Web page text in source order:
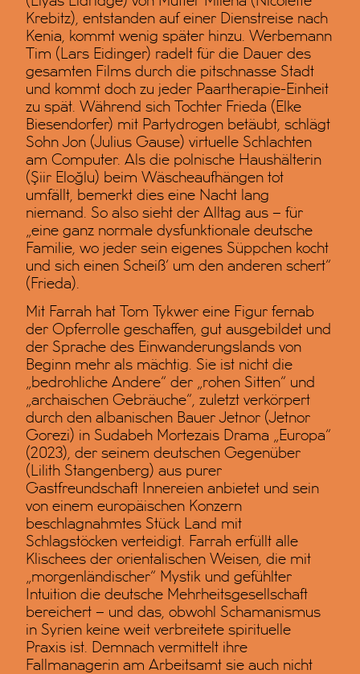
Krebitz), entstanden auf einer Dienstreise nach
Kenia, kommt wenig später hinzu. Werbemann
Tim (Lars Eidinger) radelt für die Dauer des
gesamten Films durch die pitschnasse Stadt
und kommt doch zu jeder Paartherapie-Einheit
zu spät. Während sich Tochter Frieda (Elke
Biesendorfer) mit Partydrogen betäubt, schlägt
Sohn Jon (Julius Gause) virtuelle Schlachten
am Computer. Als die polnische Haushälterin
(Şiir Eloğlu) beim Wäscheaufhängen tot
umfällt, bemerkt dies eine Nacht lang
niemand. So also sieht der Alltag aus – für
„eine ganz normale dysfunktionale deutsche
Familie, wo jeder sein eigenes Süppchen kocht
und sich einen Scheiß‘ um den anderen schert“
(Frieda).
Mit Farrah hat Tom Tykwer eine Figur fernab
der Opferrolle geschaffen, gut ausgebildet und
der Sprache des Einwanderungslands von
Beginn mehr als mächtig. Sie ist nicht die
„bedrohliche Andere“ der „rohen Sitten“ und
„archaischen Gebräuche“, zuletzt verkörpert
durch den albanischen Bauer Jetnor (Jetnor
Gorezi) in Sudabeh Mortezais Drama „Europa“
(2023), der seinem deutschen Gegenüber
(Lilith Stangenberg) aus purer
Gastfreundschaft Innereien anbietet und sein
von einem europäischen Konzern
beschlagnahmtes Stück Land mit
Schlagstöcken verteidigt. Farrah erfüllt alle
Klischees der orientalischen Weisen, die mit
„morgenländischer“ Mystik und gefühlter
Intuition die deutsche Mehrheitsgesellschaft
bereichert – und das, obwohl Schamanismus
in Syrien keine weit verbreitete spirituelle
Praxis ist. Demnach vermittelt ihre
Fallmanagerin am Arbeitsamt sie auch nicht